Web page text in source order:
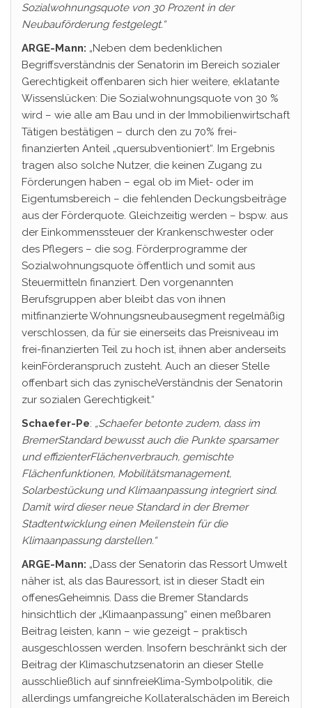
Sozialwohnungsquotevon 30 Prozentin der
Neubauförderung festgelegt.“
ARGE-Mann: „Neben dem bedenklichen
Begriffsverständnis der Senatorin im Bereich sozialer
Gerechtigkeit offenbaren sich hier weitere, eklatante
Wissenslücken: Die Sozialwohnungsquote von 30 %
wird – wie alle am Bau und in der Immobilienwirtschaft
Tätigen bestätigen – durch den zu 70% frei-
finanzierten Anteil „quersubventioniert“. Im Ergebnis
tragen also solche Nutzer, die keinen Zugang zu
Förderungen haben – egal ob im Miet- oder im
Eigentumsbereich – die fehlenden Deckungsbeiträge
aus der Förderquote. Gleichzeitig werden – bspw. aus
der Einkommenssteuer der Krankenschwester oder
des Pflegers – die sog. Förderprogramme der
Sozialwohnungsquote öffentlich und somit aus
Steuermitteln finanziert. Den vorgenannten
Berufsgruppen aber bleibt das von ihnen
mitfinanzierte Wohnungsneubausegment regelmäßig
verschlossen, da für sie einerseits das Preisniveau im
frei-finanzierten Teil zu hoch ist, ihnen aber anderseits
keinFörderanspruch zusteht. Auch an dieser Stelle
offenbart sich das zynischeVerständnis der Senatorin
zur sozialen Gerechtigkeit.“
Schaefer-Pe: „Schaefer betonte zudem, dass im
BremerStandard bewusst auch die Punkte sparsamer
und effizienterFlächenverbrauch, gemischte
Flächenfunktionen, Mobilitätsmanagement,
Solarbestückung und Klimaanpassung integriert sind.
Damit wird dieser neue Standard in der Bremer
Stadtentwicklung einen Meilenstein für die
Klimaanpassung darstellen.“
ARGE-Mann: „Dass der Senatorin das Ressort Umwelt
näher ist, als das Bauressort, ist in dieser Stadt ein
offenesGeheimnis. Dass die Bremer Standards
hinsichtlich der „Klimaanpassung“ einen meßbaren
Beitrag leisten, kann – wie gezeigt – praktisch
ausgeschlossen werden. Insofern beschränkt sich der
Beitrag der Klimaschutzsenatorin an dieser Stelle
ausschließlich auf sinnfreieKlima-Symbolpolitik, die
allerdings umfangreiche Kollateralschäden im Bereich